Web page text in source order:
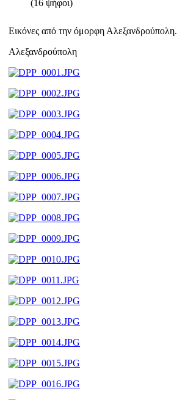
(16 ψήφοι)
Εικόνες από την όμορφη Αλεξανδρούπολη.
Αλεξανδρούπολη